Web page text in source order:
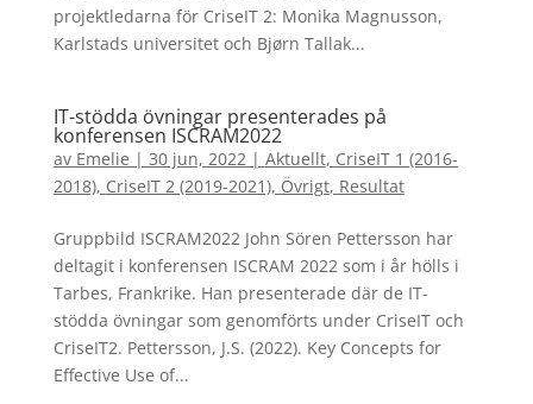
projektledarna för CriseIT 2: Monika Magnusson,
Karlstads universitet och Bjørn Tallak...
IT-stödda övningar presenterades på
konferensen ISCRAM2022
av Emelie | 30 jun, 2022| Aktuellt, CriseIT 1 (2016-
2018), CriseIT 2 (2019-2021), Övrigt, Resultat
Gruppbild ISCRAM2022 John Sören Pettersson har
deltagit i konferensen ISCRAM 2022 som i år hölls i
Tarbes, Frankrike. Han presenterade där de IT-
stödda övningar som genomförts under CriseIT och
CriseIT2. Pettersson, J.S. (2022). Key Concepts for
Effective Use of...